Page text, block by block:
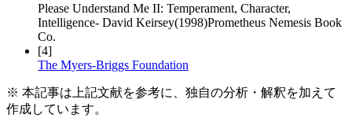
Please Understand Me II: Temperament, Character,
Intelligence- David Keirsey(1998)Prometheus Nemesis Book
Co.
[4]
The Myers-Briggs Foundation
※ 本記事は上記文献を参考に、独自の分析・解釈を加えて
作成しています。